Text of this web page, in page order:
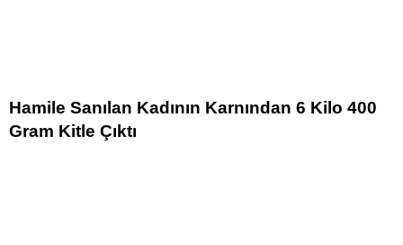
Hamile Sanılan Kadının Karnından 6 Kilo 400
Gram Kitle Çıktı